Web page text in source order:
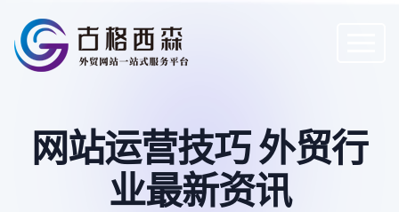
网站运营技巧 外贸行
业最新资讯